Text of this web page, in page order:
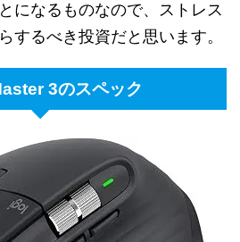
になるものなので、ストレス
するべき投資だと思います。
3のスペック